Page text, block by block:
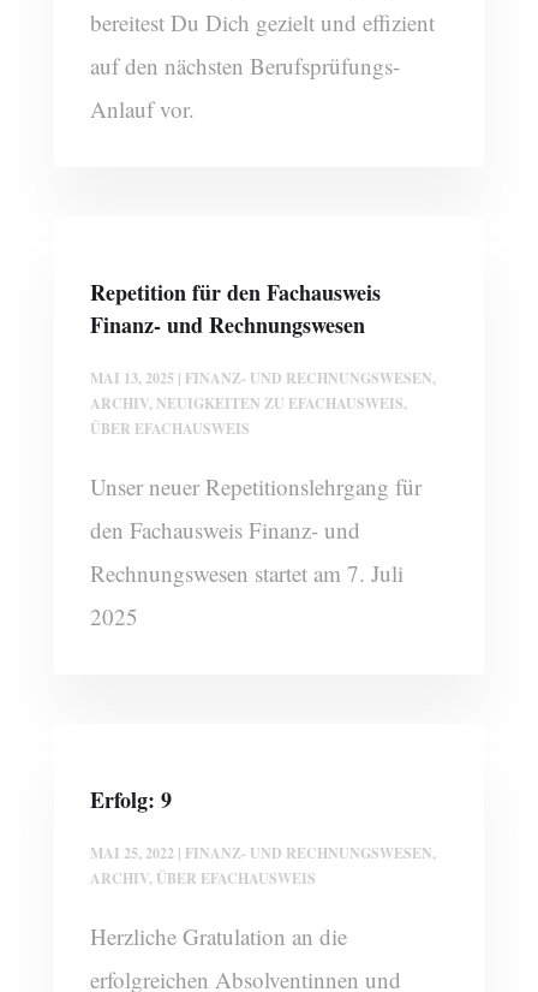
bereitest Du Dich gezielt und effizient
auf den nächsten Berufsprüfungs-
Anlauf vor.
Repetition für den Fachausweis
Finanz- und Rechnungswesen
MAI 13, 2025 | FINANZ- UND RECHNUNGSWESEN,
ARCHIV, NEUIGKEITEN ZU EFACHAUSWEIS,
ÜBER EFACHAUSWEIS
Unser neuer Repetitionslehrgang für
den Fachausweis Finanz- und
Rechnungswesen startet am 7. Juli
2025
Erfolg: 9
MAI 25, 2022| FINANZ- UND RECHNUNGSWESEN,
ARCHIV, ÜBER EFACHAUSWEIS
Herzliche Gratulation an die
erfolgreichen Absolventinnen und